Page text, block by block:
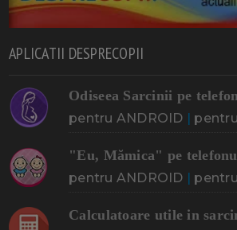
APLICATII DESPRECOPII
Odiseea Sarcinii pe
pentru ANDROID |
"Eu, Mămica" pe
pentru ANDROID |
Calculatoare utile in